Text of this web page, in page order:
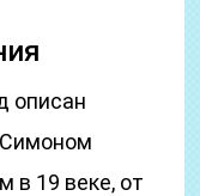
описан
в 19 веке, от